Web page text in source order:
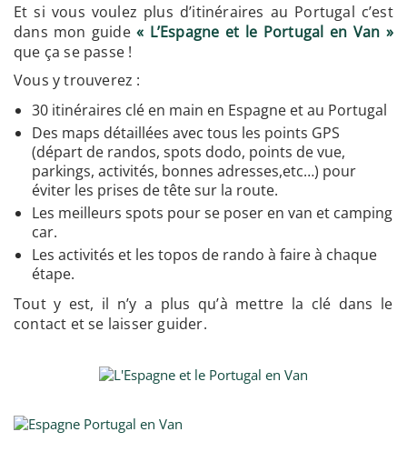
Et si vous voulez plus d’itinéraires au Portugal c’est
dans mon guide « L’Espagne et le Portugal en Van »
que ça se passe !
Vous y trouverez :
30 itinéraires clé en main en Espagne et au Portugal
Des maps détaillées avec tous les points GPS
(départ de randos, spots dodo, points de vue,
parkings, activités, bonnes adresses,etc…) pour
éviter les prises de tête sur la route.
Les meilleurs spots pour se poser en van et camping
car.
Les activités et les topos de rando à faire à chaque
étape.
Tout y est, il n’y a plus qu’à mettre la clé dans le
contact et se laisser guider.